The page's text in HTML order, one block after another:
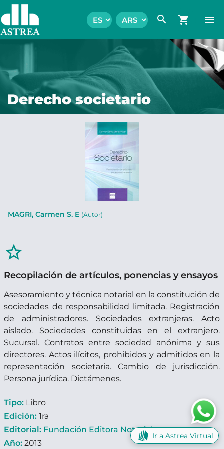
search shopping_cart menu
Derecho societario
MAGRI, Carmen S. E (Autor)
star_border
Recopilación de artículos, ponencias y ensayos
Asesoramiento y técnica notarial en la constitución de
sociedades de responsabilidad limitada. Registración
de administradores. Sociedades extranjeras. Acto
aislado. Sociedades constituidas en el extranjero.
Sucursal. Contratos entre sociedad anónima y sus
directores. Actos ilícitos, prohibidos y admitidos en la
representación societaria. Cambio de jurisdicción.
Persona jurídica. Dictámenes.
Tipo: Libro
Edición: 1ra
Editorial: Fundación Editora Notarial
Año: 2013
Ir a Astrea Virtual